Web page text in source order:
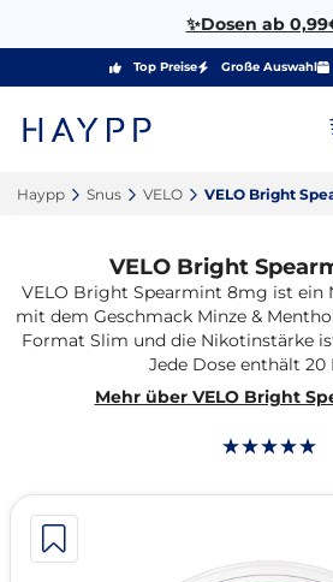
✨Dosen ab
Top Preise Große Auswahl
Haypp‎ Snus‎ VELO‎ VELO Bright
VELO Bright
VELO Bright Spearmint 8mg ist ein
mit dem Geschmack Minze &
Format Slim und die Nikotinstärke
Jede Dose enthält 20
Mehr über VELO Bright